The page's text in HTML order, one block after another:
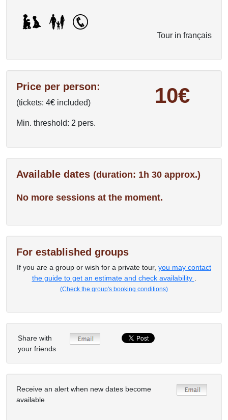
Tour in français
Price per person:
(tickets: 4€ included)
Min. threshold: 2 pers.
10€
Available dates (duration: 1h 30 approx.)
No more sessions at the moment.
For established groups
If you are a group or wish for a private tour, you may contact
the guide to get an estimate and check availability
(Check the group's booking conditions)
Share with
your friends
Receive an alert when new dates become
available